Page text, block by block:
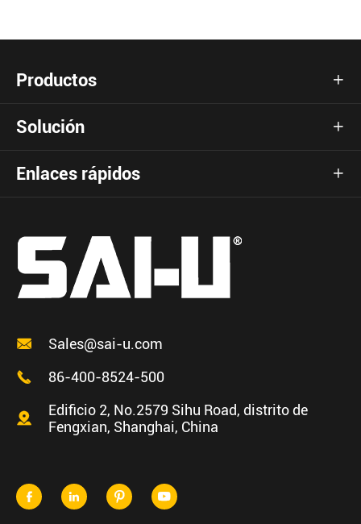
Productos 
Solución 
Enlaces rápidos 

Sales@sai-u.com

86-400-8524-500

Edificio 2, No.2579 Sihu Road, distrito de
Fengxian, Shanghai, China
   